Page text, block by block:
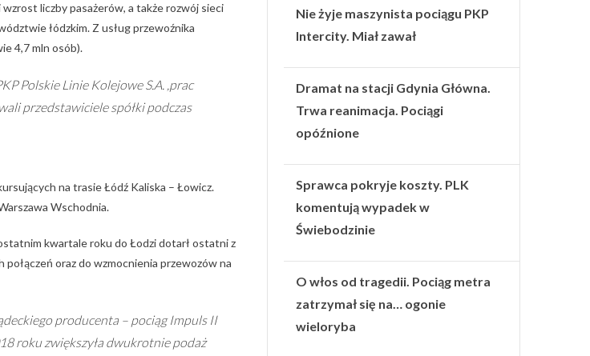
liczby pasażerów, a także rozwój sieci
łódzkim. Z usług przewoźnika
4,7 mln osób).
Polskie Linie Kolejowe S.A. ,prac
przedstawiciele spółki podczas
na trasie Łódź Kaliska – Łowicz.
Wschodnia.
kwartale roku do Łodzi dotarł ostatni z
oraz do wzmocnienia przewozów na
producenta – pociąg Impuls II
roku zwiększyła dwukrotnie podaż
Nie żyje maszynista pociągu PKP
Intercity. Miał zawał
Dramat na stacji Gdynia Główna.
Trwa reanimacja. Pociągi
opóźnione
Sprawca pokryje koszty. PLK
komentują wypadek w
Świebodzinie
O włos od tragedii. Pociąg metra
zatrzymał się na… ogonie
wieloryba